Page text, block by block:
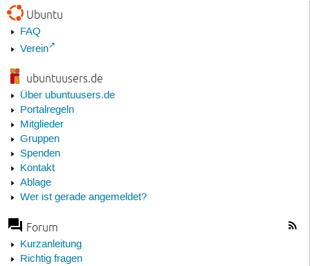
Ubuntu
FAQ
Verein
ubuntuusers.de
Über ubuntuusers.de
Portalregeln
Mitglieder
Gruppen
Spenden
Kontakt
Ablage
Wer ist gerade angemeldet?
Forum
Kurzanleitung
Richtig fragen